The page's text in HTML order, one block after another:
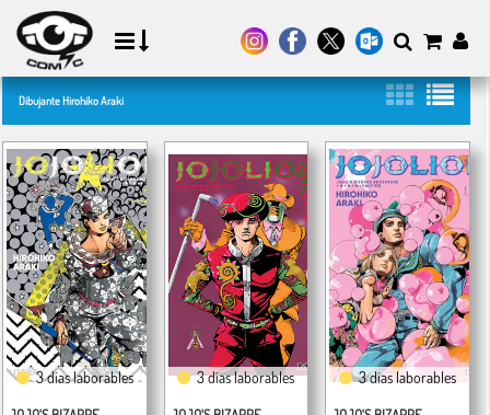
Dibujante Hirohiko Araki
3 días laborables 3 días laborables 3 días laborables